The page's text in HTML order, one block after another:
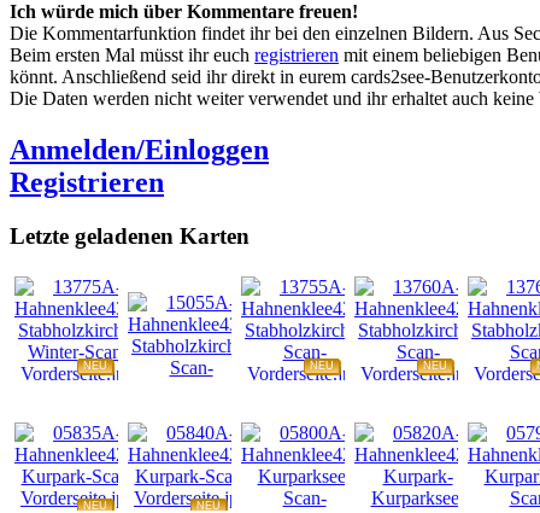
Ich würde mich über Kommentare freuen!
Die Kommentarfunktion findet ihr bei den einzelnen Bildern. Aus
Beim ersten Mal müsst ihr euch registrieren mit einem beliebigen
könnt. Anschließend seid ihr direkt in eurem cards2see-
Die Daten werden nicht weiter verwendet und ihr erhaltet auch
Anmelden/Einloggen
Registrieren
Letzte geladenen Karten
NEU NEU NEU
NEU
NEU